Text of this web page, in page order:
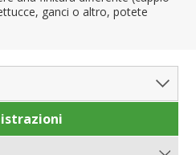
ganci o altro, potete